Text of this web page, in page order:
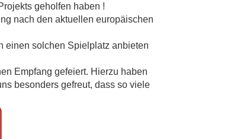
geholfen haben !
nach den aktuellen europäischen
einen solchen Spielplatz anbieten
Empfang gefeiert. Hierzu haben
besonders gefreut, dass so viele